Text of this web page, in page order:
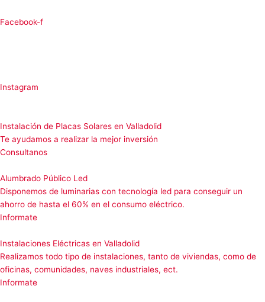
Facebook-f
Instagram
Instalación de Placas Solares en Valladolid
Te ayudamos a realizar la mejor inversión
Consultanos
Alumbrado Público Led
Disponemos de luminarias con tecnología led para conseguir un
ahorro de hasta el 60% en el consumo eléctrico.
Informate
Instalaciones Eléctricas en Valladolid
Realizamos todo tipo de instalaciones, tanto de viviendas, como de
oficinas, comunidades, naves industriales, ect.
Informate